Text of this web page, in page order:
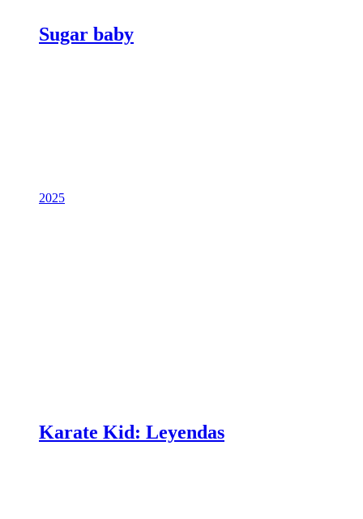
Sugar baby
2025
Karate Kid: Leyendas